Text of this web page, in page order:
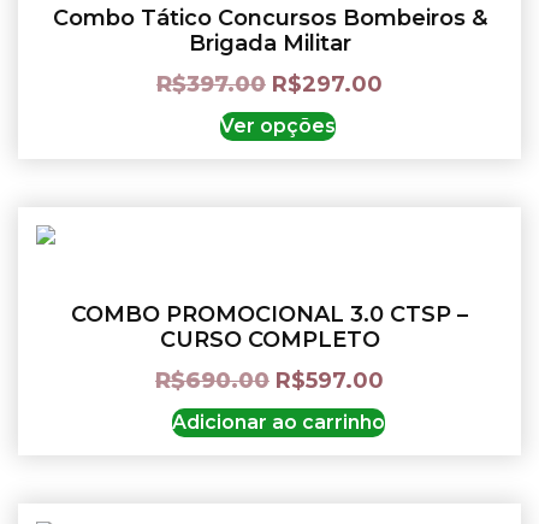
Combo Tático Concursos Bombeiros &
Brigada Militar
R$397.00 R$297.00
Ver opções
COMBO PROMOCIONAL 3.0 CTSP –
CURSO COMPLETO
R$690.00 R$597.00
Adicionar ao carrinho